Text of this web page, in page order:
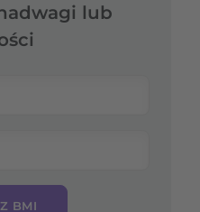
lub
BMI